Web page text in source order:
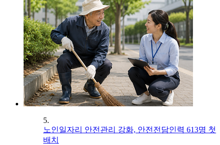
5.
노인일자리 안전관리 강화, 안전전담인력 613명 첫
배치